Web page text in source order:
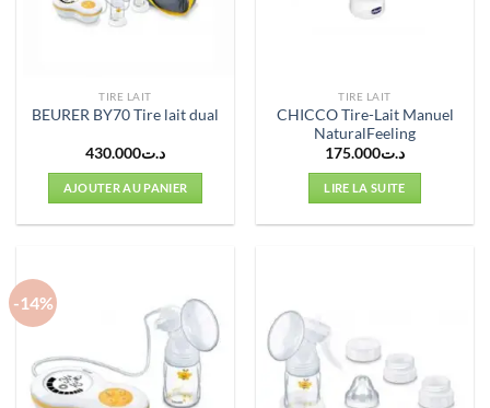
TIRE LAIT
BEURER BY70 Tire lait dual
د.ت430.000
AJOUTER AU PANIER
TIRE LAIT
CHICCO Tire-Lait Manuel
NaturalFeeling
د.ت175.000
LIRE LA SUITE
-14%